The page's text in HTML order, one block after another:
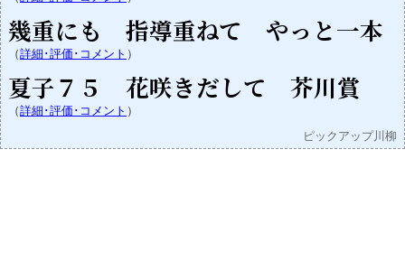
幾重にも 指導重ねて やっと一本
（詳細･評価･コメント ）
夏子７５ 花咲きだして 芥川賞
（詳細･評価･コメント ）
ピックアップ川柳